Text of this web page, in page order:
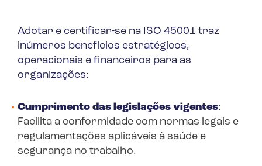
Adotar e certificar-se na ISO 45001 traz
inúmeros benefícios estratégicos,
operacionais e financeiros para as
organizações:
Cumprimento das legislações vigentes:
Facilita a conformidade com normas legais e
regulamentações aplicáveis à saúde e
segurança no trabalho.